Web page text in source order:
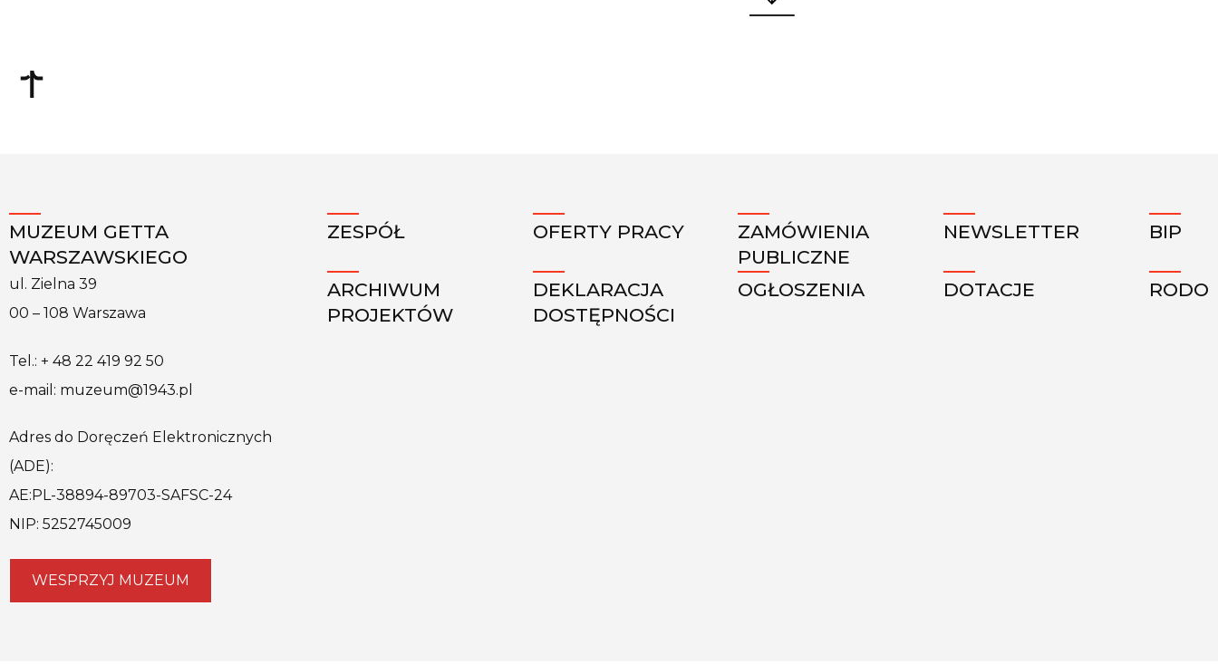
MUZEUM GETTA
WARSZAWSKIEGO
ul. Zielna 39
00 – 108 Warszawa
Tel.: + 48 22 419 92 50
e-mail: muzeum@1943.pl
Adres do Doręczeń Elektronicznych
(ADE):
AE:PL-38894-89703-SAFSC-24
NIP: 5252745009
WESPRZYJ MUZEUM
ZESPÓŁ
ARCHIWUM
PROJEKTÓW
OFERTY PRACY
DEKLARACJA
DOSTĘPNOŚCI
ZAMÓWIENIA
PUBLICZNE
OGŁOSZENIA
NEWSLETTER
DOTACJE
BIP
RODO